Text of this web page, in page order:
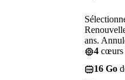
ans.
4 cœurs
16 Go